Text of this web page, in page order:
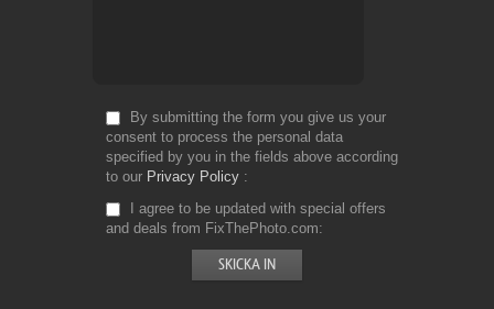
By submitting the form you give us your
consent to process the personal data
specified by you in the fields above according
to our Privacy Policy
I agree to be updated with special offers
and deals from FixThePhoto.com